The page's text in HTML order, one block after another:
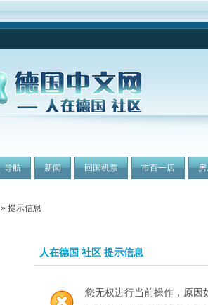
导航 新闻 回国机票 市百一店
» 提示信息
人在德国 社区 提示信息
您无权进行当前操作，原因